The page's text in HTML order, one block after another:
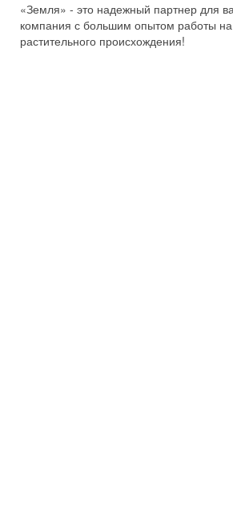
«Земля» - это надежный партнер для
компания с большим опытом работы
растительного происхождения!